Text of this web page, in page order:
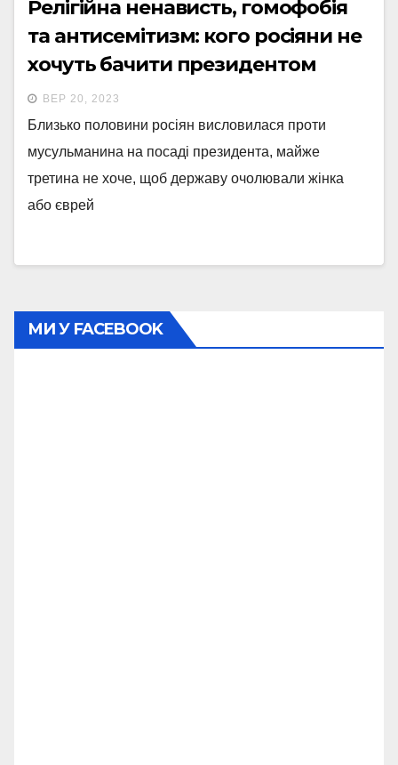
Релігійна ненависть, гомофобія
та антисемітизм: кого росіяни не
хочуть бачити президентом
ВЕР 20, 2023
Близько половини росіян висловилася проти
мусульманина на посаді президента, майже
третина не хоче, щоб державу очолювали жінка
або єврей
МИ У FACEBOOK